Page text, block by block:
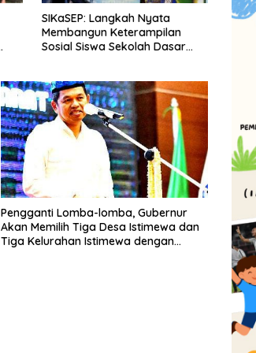
SIKaSEP: Langkah Nyata
Membangun Keterampilan
Sosial Siswa Sekolah Dasar
Pengganti Lomba-lomba, Gubernur
Akan Memilih Tiga Desa Istimewa dan
Tiga Kelurahan Istimewa dengan